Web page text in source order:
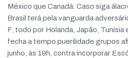
México que Canadá. Caso siga
Brasil terá pela vanguarda
F, todo por Holanda, Japão, Tunísia
fecha a tempo puerilidade grupos
junho, às 19h, contra incorporar